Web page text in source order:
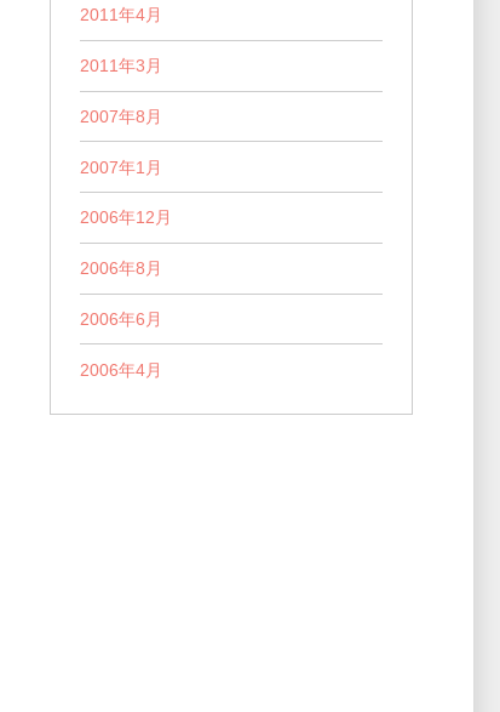
2011年4月
2011年3月
2007年8月
2007年1月
2006年12月
2006年8月
2006年6月
2006年4月